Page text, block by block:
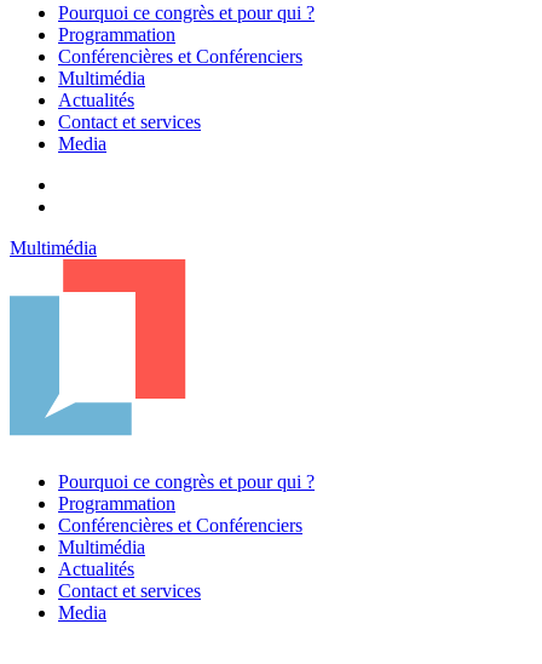
Pourquoi ce congrès et pour qui ?
Programmation
Conférencières et Conférenciers
Multimédia
Actualités
Contact et services
Media
Multimédia
Pourquoi ce congrès et pour qui ?
Programmation
Conférencières et Conférenciers
Multimédia
Actualités
Contact et services
Media